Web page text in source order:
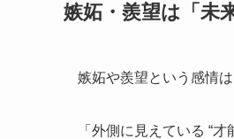
嫉妬・羨望は「未
嫉妬や羨望という感情は
「外側に見えている “